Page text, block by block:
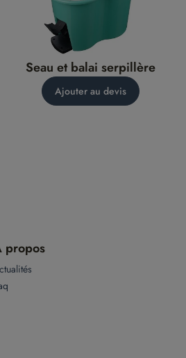
Seau et balai serpillère
Ajouter au devis
propos